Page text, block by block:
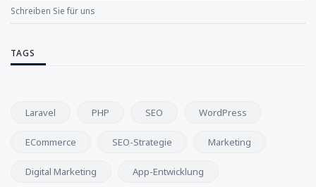
Schreiben Sie für uns
TAGS
Laravel PHP SEO WordPress
ECommerce SEO-Strategie Marketing
Digital Marketing App-Entwicklung